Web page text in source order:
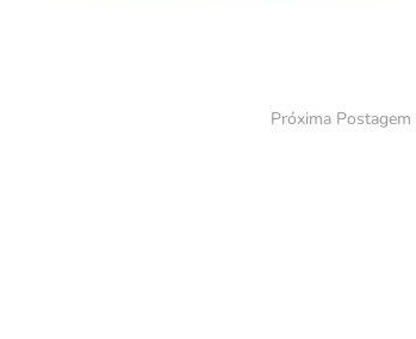
Próxima Postagem